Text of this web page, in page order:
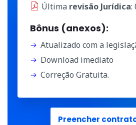
Última revisão Jurídica:
Bônus (anexos):
Atualizado com a
Download imediato
Correção Gratuita.
Preencher